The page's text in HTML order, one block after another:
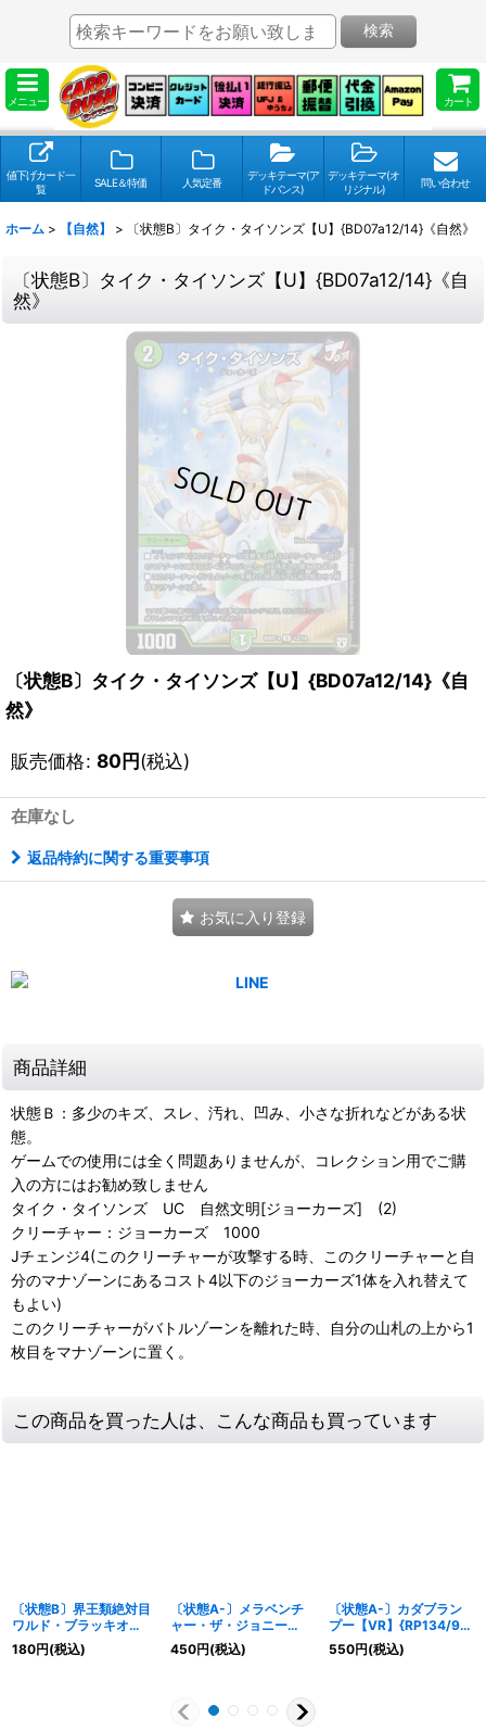
メニュー カート
検索
値下げカード一
覧
SALE＆特価 人気定番
デッキテーマ(ア
ドバンス)
デッキテーマ(オ
リジナル)
問い合わせ
ホーム > 【自然】 > 〔状態B〕タイク・タイソンズ【U】{BD07a12/14}《自然》
〔状態B〕タイク・タイソンズ【U】{BD07a12/14}《自
然》
〔状態B〕タイク・タイソンズ【U】{BD07a12/14}《自
然》
販売価格: 80円(税込)
在庫なし
返品特約に関する重要事項
お気に入り登録
商品詳細
状態Ｂ：多少のキズ、スレ、汚れ、凹み、小さな折れなどがある状
態。
ゲームでの使用には全く問題ありませんが、コレクション用でご購
入の方にはお勧め致しません
タイク・タイソンズ UC 自然文明[ジョーカーズ] (2)
クリーチャー：ジョーカーズ 1000
Jチェンジ4(このクリーチャーが攻撃する時、このクリーチャーと自
分のマナゾーンにあるコスト4以下のジョーカーズ1体を入れ替えて
もよい)
このクリーチャーがバトルゾーンを離れた時、自分の山札の上から1
枚目をマナゾーンに置く。
この商品を買った人は、こんな商品も買っています
〔状態B〕界王類絶対目
ワルド・ブラッキオ
【SR】{DMR13S5/S5}
《自然》
180円(税込)
〔状態A-〕メラベンチ
ャー・ザ・ジョニー
【SR】{25EX28/105}
《火》
450円(税込)
〔状態A-〕カダブラン
プー【VR】{RP134/95}
《火》
550円(税込)